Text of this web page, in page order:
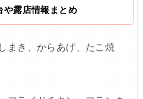
や露店情報まとめ
まき、からあげ、たこ焼